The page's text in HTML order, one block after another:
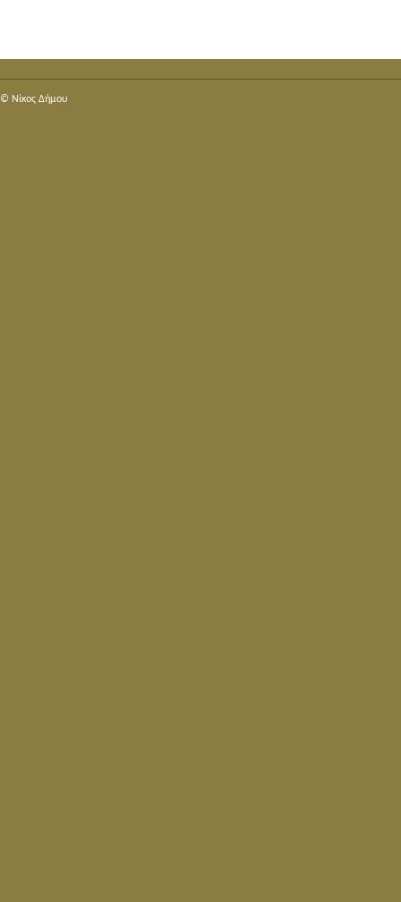
© Nίκος Δήμου